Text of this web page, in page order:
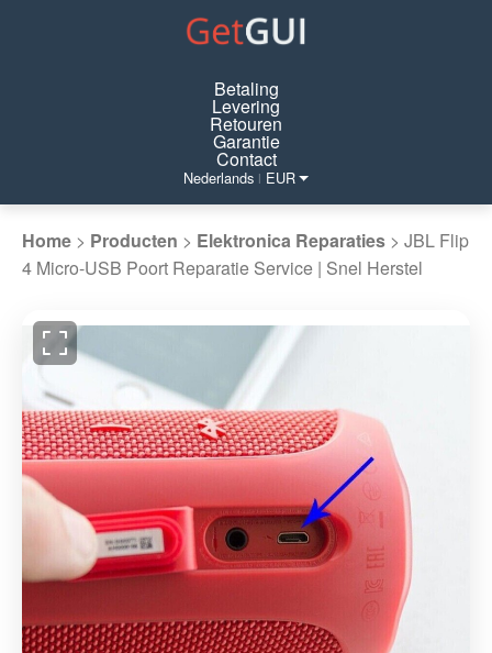
Betaling
Levering
Retouren
Garantie
Contact
Nederlands | EUR
Home > Producten > Elektronica Reparaties > JBL Flip
4 Micro-USB Poort Reparatie Service | Snel Herstel